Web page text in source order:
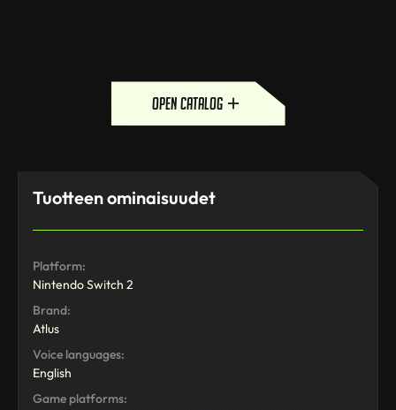
open catalog
Tuotteen ominaisuudet
Platform:
Nintendo Switch 2
Brand:
Atlus
Voice languages:
English
Game platforms: